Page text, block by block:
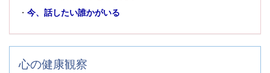
・ 今、話したい誰かがいる
心の健康観察